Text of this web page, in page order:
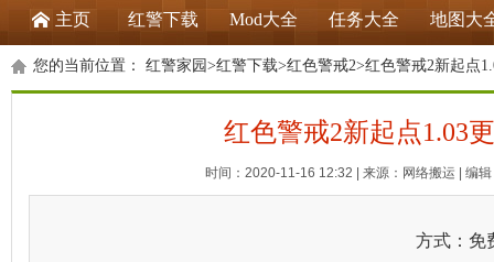
主页 红警下载 Mod大全 任务大全 地图大
您的当前位置： 红警家园 >红警下载>红色警戒2>红色警戒2新起点
红色警戒2新起点1.03
时间：2020-11-16 12:32 | 来源：网络搬运 | 编
方式：免